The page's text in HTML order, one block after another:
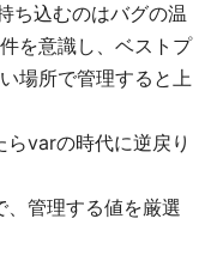
ち込むのはバグの温
を意識し、ベストプ
場所で管理すると上
varの時代に逆戻り
管理する値を厳選